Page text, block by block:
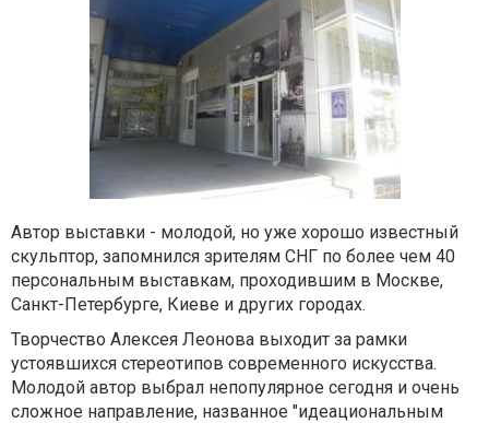
Автор выставки - молодой, но уже хорошо известный
скульптор, запомнился зрителям СНГ по более чем 40
персональным выставкам, проходившим в Москве,
Санкт-Петербурге, Киеве и других городах.
Творчество Алексея Леонова выходит за рамки
устоявшихся стереотипов современного искусства.
Молодой автор выбрал непопулярное сегодня и очень
сложное направление, названное "идеациональным